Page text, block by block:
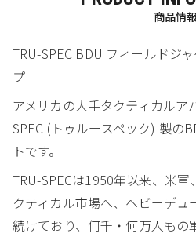
商品情報
TRU-SPEC BDU フィールドジ
プ
アメリカの大手タクティカルア
SPEC (トゥルースペック) 製の
トです。
TRU-SPECは1950年以来、米
クティカル市場へ、ヘビーデュ
続けており、何千・何万人もの